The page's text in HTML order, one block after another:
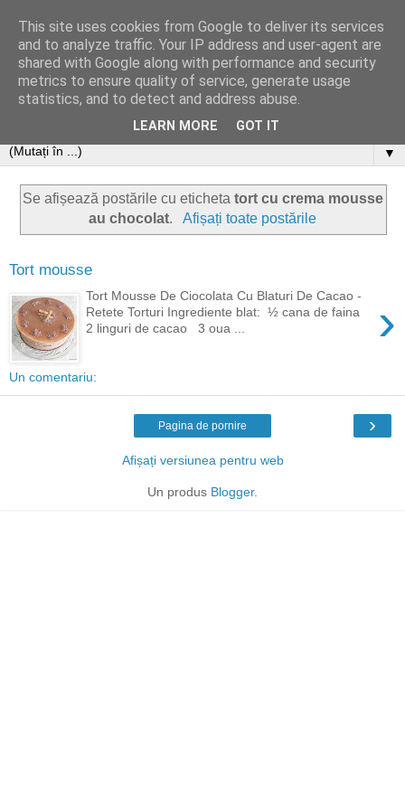
▼
Se afișează postările cu eticheta tort cu crema mousse
au chocolat. Afișați toate postările
Tort mousse
›
Tort Mousse De Ciocolata Cu Blaturi De Cacao -
Retete Torturi Ingrediente blat: ½ cana de faina
2 linguri de cacao 3 oua ...
Un comentariu:
›
Pagina de pornire
Afișați versiunea pentru web
Un produs Blogger.
This site uses cookies from Google to deliver its services
and to analyze traffic. Your IP address and user-agent are
shared with Google along with performance and security
metrics to ensure quality of service, generate usage
statistics, and to detect and address abuse.
LEARN MORE GOT IT